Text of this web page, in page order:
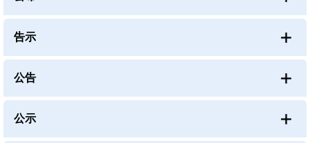
告示
公告
公示